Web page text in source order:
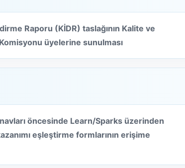
Raporu (KİDR) taslağının Kalite ve
üyelerine sunulması
öncesinde Learn/Sparks üzerinden
eşleştirme formlarının erişime